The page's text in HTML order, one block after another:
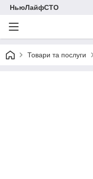
НьюЛайфСТО
Товари та послуги